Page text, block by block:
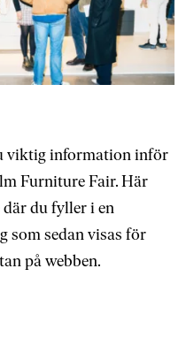
viktig information inför
Furniture Fair. Här
du fyller i en
som sedan visas för
på webben.